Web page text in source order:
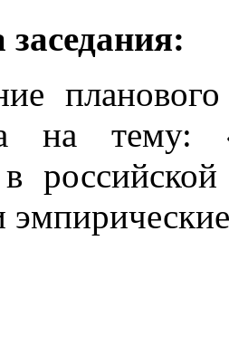
заседания:
на тему:
российской